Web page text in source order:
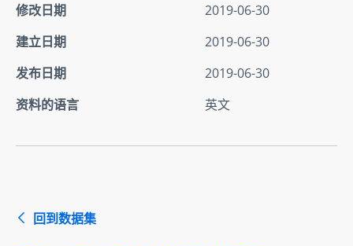
修改日期
2019-06-30
建立日期
2019-06-30
发布日期
2019-06-30
资料的语言
英文
回到数据集